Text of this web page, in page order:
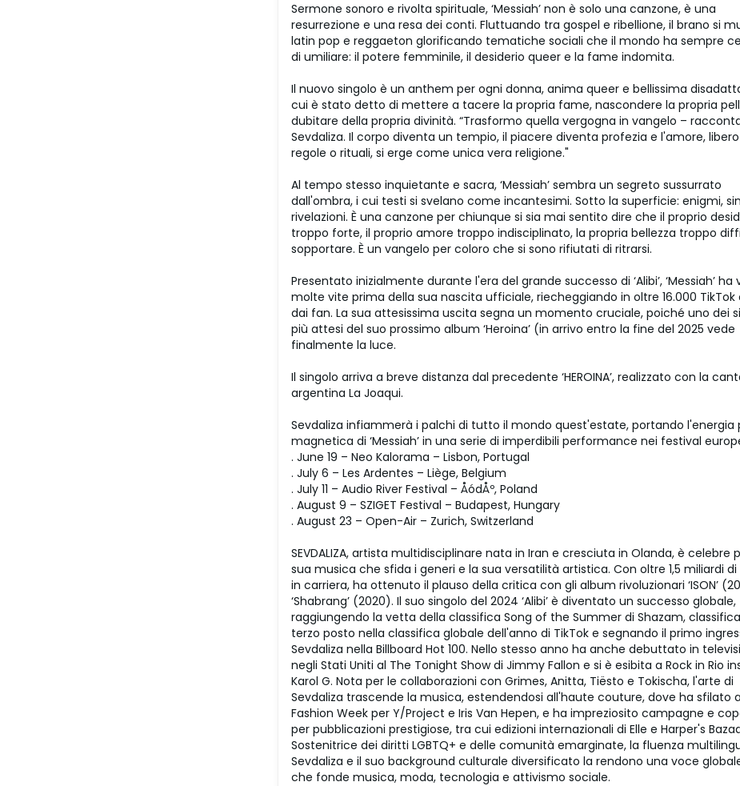
Sermone sonoro e rivolta spirituale, ‘Messiah’ non è solo una canzone, è una
resurrezione e una resa dei conti. Fluttuando tra gospel e ribellione, il brano si
latin pop e reggaeton glorificando tematiche sociali che il mondo ha sempre
di umiliare: il potere femminile, il desiderio queer e la fame indomita.
Il nuovo singolo è un anthem per ogni donna, anima queer e bellissima
cui è stato detto di mettere a tacere la propria fame, nascondere la propria
dubitare della propria divinità. “Trasformo quella vergogna in vangelo –
Sevdaliza. Il corpo diventa un tempio, il piacere diventa profezia e l'amore,
regole o rituali, si erge come unica vera religione."
Al tempo stesso inquietante e sacra, ‘Messiah’ sembra un segreto sussurrato
dall'ombra, i cui testi si svelano come incantesimi. Sotto la superficie: enigmi,
rivelazioni. È una canzone per chiunque si sia mai sentito dire che il proprio
troppo forte, il proprio amore troppo indisciplinato, la propria bellezza troppo
sopportare. È un vangelo per coloro che si sono rifiutati di ritrarsi.
Presentato inizialmente durante l'era del grande successo di ‘Alibi’, ‘Messiah’ ha
molte vite prima della sua nascita ufficiale, riecheggiando in oltre 16.000 TikTok
dai fan. La sua attesissima uscita segna un momento cruciale, poiché uno dei
più attesi del suo prossimo album ‘Heroina’ (in arrivo entro la fine del 2025 vede
finalmente la luce.
Il singolo arriva a breve distanza dal precedente ‘HEROINA’, realizzato con la
argentina La Joaqui.
Sevdaliza infiammerà i palchi di tutto il mondo quest'estate, portando l'energia
magnetica di ‘Messiah’ in una serie di imperdibili performance nei festival
. June 19 – Neo Kalorama – Lisbon, Portugal
. July 6 – Les Ardentes – Liège, Belgium
. July 11 – Audio River Festival – ÅódÅº, Poland
. August 9 – SZIGET Festival – Budapest, Hungary
. August 23 – Open-Air – Zurich, Switzerland
SEVDALIZA, artista multidisciplinare nata in Iran e cresciuta in Olanda, è celebre
sua musica che sfida i generi e la sua versatilità artistica. Con oltre 1,5 miliardi
in carriera, ha ottenuto il plauso della critica con gli album rivoluzionari ‘ISON’
‘Shabrang’ (2020). Il suo singolo del 2024 ‘Alibi’ è diventato un successo globale,
raggiungendo la vetta della classifica Song of the Summer di Shazam,
terzo posto nella classifica globale dell'anno di TikTok e segnando il primo
Sevdaliza nella Billboard Hot 100. Nello stesso anno ha anche debuttato in
negli Stati Uniti al The Tonight Show di Jimmy Fallon e si è esibita a Rock in Rio
Karol G. Nota per le collaborazioni con Grimes, Anitta, Tiësto e Tokischa, l'arte di
Sevdaliza trascende la musica, estendendosi all'haute couture, dove ha sfilato
Fashion Week per Y/Project e Iris Van Hepen, e ha impreziosito campagne e
per pubblicazioni prestigiose, tra cui edizioni internazionali di Elle e Harper's
Sostenitrice dei diritti LGBTQ+ e delle comunità emarginate, la fluenza
Sevdaliza e il suo background culturale diversificato la rendono una voce
che fonde musica, moda, tecnologia e attivismo sociale.